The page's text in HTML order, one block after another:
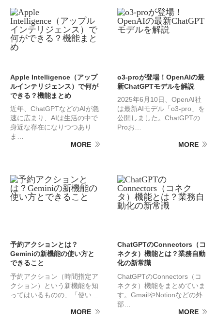
Apple Intelligence（アップ
ルインテリジェンス）で何が
できる？機能まとめ
近年、ChatGPTなどのAIが急
速に広まり、AIは生活の中で
身近な存在になりつつあり
ま…
MORE
o3-proが登場！OpenAIの最
新ChatGPTモデルを解説
2025年6月10日、OpenAI社
は最新AIモデル「o3-pro」を
公開しました。ChatGPTの
Proお…
MORE
予約アクションとは？
Geminiの新機能の使い方と
できること
予約アクション（時間指定ア
クション）という新機能を知
ってはいるものの、「使い…
MORE
ChatGPTのConnectors（コ
ネクタ）機能とは？業務自動
化の新常識
ChatGPTのConnectors（コ
ネクタ）機能をまとめていま
す。GmailやNotionなどの外
部…
MORE